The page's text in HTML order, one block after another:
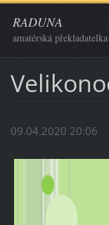
RADUNA
amatérská
09.04.2020 20:06